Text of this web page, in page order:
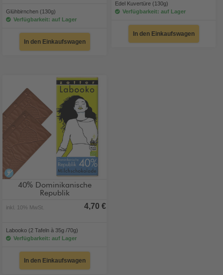
Glühbirnchen (130g)
Verfügbarkeit: auf Lager
In den Einkaufswagen
Edel Kuvertüre (130g)
Verfügbarkeit: auf Lager
In den Einkaufswagen
alkoholfrei
40% Dominikanische
Republik
inkl. 10% MwSt. 4,70 €
Labooko (2 Tafeln à 35g /70g)
Verfügbarkeit: auf Lager
In den Einkaufswagen